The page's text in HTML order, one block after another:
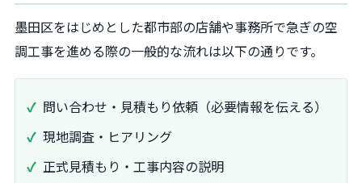
墨田区をはじめとした都市部の店舗や事務所で急ぎの空
調工事を進める際の一般的な流れは以下の通りです。
問い合わせ・見積もり依頼（必要情報を伝える）
現地調査・ヒアリング
正式見積もり・工事内容の説明